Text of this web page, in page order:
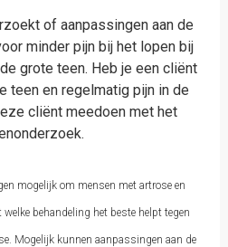
of aanpassingen aan de
minder pijn bij het lopen bij
grote teen. Heb je een cliënt
teen en regelmatig pijn in de
cliënt meedoen met het
mogelijk om mensen met artrose en
behandeling het beste helpt tegen
Mogelijk kunnen aanpassingen aan de